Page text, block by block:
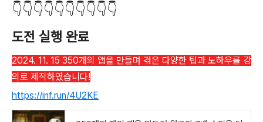
👇👇👇👇👇👇👇👇👇👇
도전 실행 완료
2024. 11. 15 350개의 앱을 만들며 겪은 다양한 팁과 노하우를 강
의로 제작하였습니다!
https://inf.run/4U2KE